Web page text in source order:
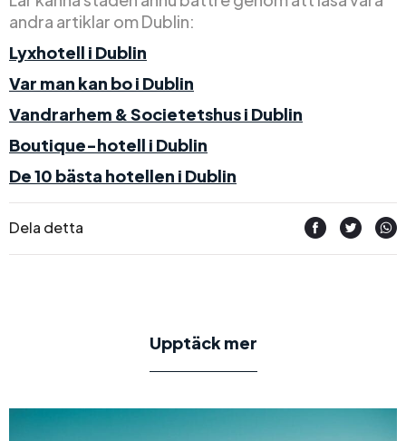
andra artiklar om Dublin:
Lyxhotell i Dublin
Var man kan bo i Dublin
Vandrarhem & Societetshus i Dublin
Boutique-hotell i Dublin
De 10 bästa hotellen i Dublin
Dela detta
Upptäck mer